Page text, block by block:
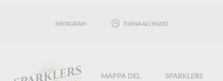
INSTAGRAM TORNA ALL'INIZIO
MAPPA DEL
SPARKLERS